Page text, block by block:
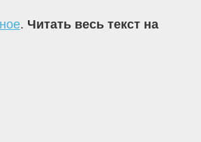
. Читать весь текст на